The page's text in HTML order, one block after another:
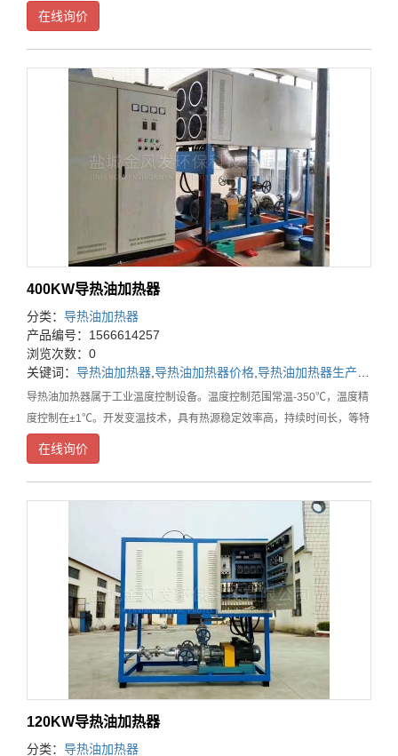
点，广泛应用于，化工反应釜，印染纺织辊筒烘箱，压机板，等工业设备
控温。随着技术不断升级，复合各种要求，油模
在线询价
400KW导热油加热器
分类： 导热油加热器
产品编号：1566614257
浏览次数：0
关键词： 导热油加热器 导热油加热器价格 导热油加热器生产厂家
导热油加热器属于工业温度控制设备。温度控制范围常温-350℃，温度精
度控制在±1℃。开发变温技术，具有热源稳定效率高，持续时间长，等特
点，广泛应用于，化工反应釜，印染纺织辊筒烘箱，压机板，等工业设备
控温。随着技术不断升级，复合各种要求，油模
在线询价
120KW导热油加热器
分类： 导热油加热器